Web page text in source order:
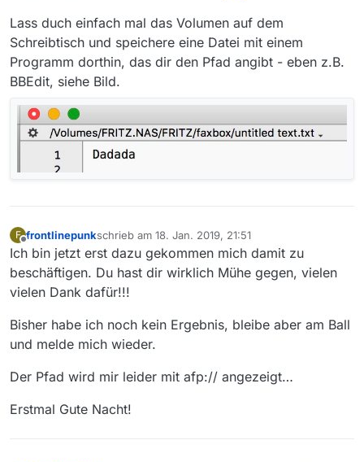
Lass duch einfach mal das Volumen auf dem
Schreibtisch und speichere eine Datei mit einem
Programm dorthin, das dir den Pfad angibt - eben z.B.
BBEdit, siehe Bild.
F
Offline
frontlinepunkschrieb am 18. Jan. 2019, 21:51
zuletzt editiert von
Ich bin jetzt erst dazu gekommen mich damit zu
beschäftigen. Du hast dir wirklich Mühe gegen, vielen
vielen Dank dafür!!!
Bisher habe ich noch kein Ergebnis, bleibe aber am Ball
und melde mich wieder.
Der Pfad wird mir leider mit afp:// angezeigt…
Erstmal Gute Nacht!